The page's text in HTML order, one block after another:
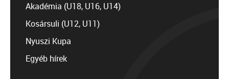
Akadémia (U18, U16, U14)
Kosársuli (U12, U11)
Nyuszi Kupa
Egyéb hírek